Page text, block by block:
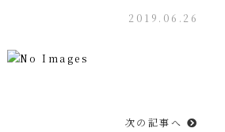
2019.06.26
次の記事へ